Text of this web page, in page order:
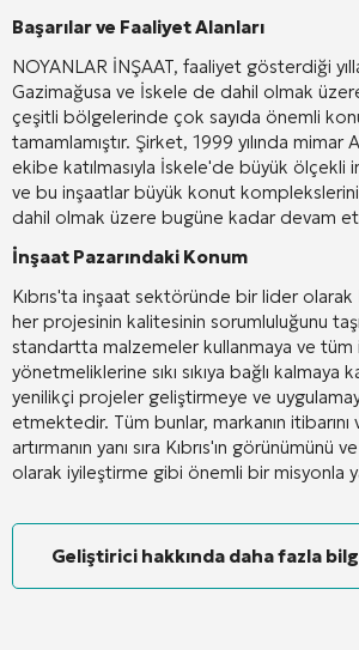
Başarılar ve Faaliyet Alanları
NOYANLAR İNŞAAT, faaliyet gösterdiği
Gazimağusa ve İskele de dahil olmak üzere
çeşitli bölgelerinde çok sayıda önemli
tamamlamıştır. Şirket, 1999 yılında mimar
ekibe katılmasıyla İskele'de büyük ölçekli
ve bu inşaatlar büyük konut
dahil olmak üzere bugüne kadar devam
İnşaat Pazarındaki Konum
Kıbrıs'ta inşaat sektöründe bir lider olarak
her projesinin kalitesinin sorumluluğunu
standartta malzemeler kullanmaya ve tüm
yönetmeliklerine sıkı sıkıya bağlı kalmaya
yenilikçi projeler geliştirmeye ve
etmektedir. Tüm bunlar, markanın itibarını
artırmanın yanı sıra Kıbrıs'ın
olarak iyileştirme gibi önemli bir misyonla
Geliştirici hakkında daha fazla